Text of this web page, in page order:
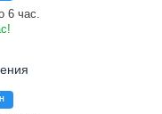
6 час.